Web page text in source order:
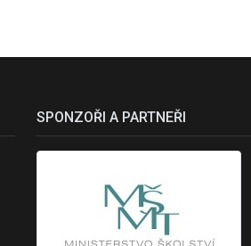
SPONZOŘI A PARTNEŘI